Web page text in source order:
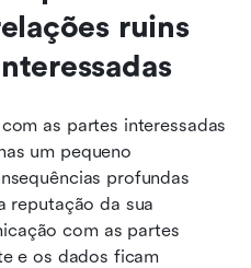
ruins
as partes interessadas
um pequeno
profundas
reputação da sua
com as partes
e os dados ficam